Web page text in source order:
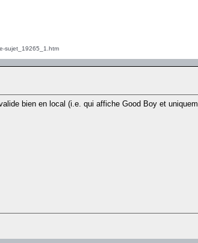
sujet_19265_1.htm
bien en local (i.e. qui affiche Good Boy et